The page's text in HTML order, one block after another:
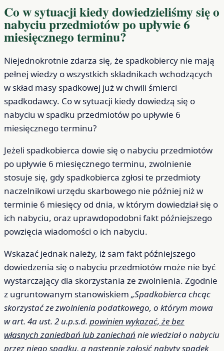
Co w sytuacji kiedy dowiedzieliśmy się o
nabyciu przedmiotów po upływie 6
miesięcznego terminu?
Niejednokrotnie zdarza się, że spadkobiercy nie mają
pełnej wiedzy o wszystkich składnikach wchodzących
w skład masy spadkowej już w chwili śmierci
spadkodawcy. Co w sytuacji kiedy dowiedzą się o
nabyciu w spadku przedmiotów po upływie 6
miesięcznego terminu?
Jeżeli spadkobierca dowie się o nabyciu przedmiotów
po upływie 6 miesięcznego terminu, zwolnienie
stosuje się, gdy spadkobierca zgłosi te przedmioty
naczelnikowi urzędu skarbowego nie później niż w
terminie 6 miesięcy od dnia, w którym dowiedział się o
ich nabyciu, oraz uprawdopodobni fakt późniejszego
powzięcia wiadomości o ich nabyciu.
Wskazać jednak należy, iż sam fakt późniejszego
dowiedzenia się o nabyciu przedmiotów może nie być
wystarczający dla skorzystania ze zwolnienia. Zgodnie
z ugruntowanym stanowiskiem „Spadkobierca chcąc
skorzystać ze zwolnienia podatkowego, o którym mowa
w art. 4a ust. 2 u.p.s.d. powinien wykazać, że bez
własnych zaniedbań lub zaniechań nie wiedział o nabyciu
przez niego spadku, a następnie zgłosić nabyty spadek